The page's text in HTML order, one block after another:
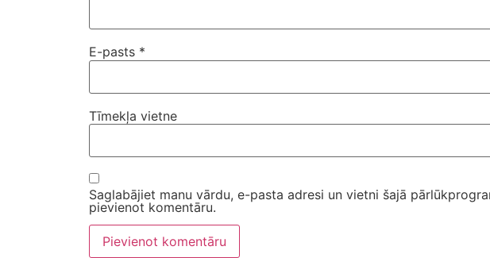
E-pasts *
Tīmekļa vietne
Saglabājiet manu vārdu, e-pasta adresi un vietni šajā
pievienot komentāru.